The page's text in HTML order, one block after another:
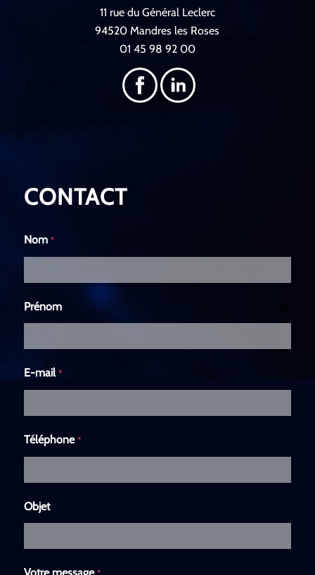
11 rue du Général Leclerc
94520 Mandres les Roses
01 45 98 92 00
CONTACT
Nom *
Prénom
E-mail*
Téléphone*
Objet
Votre message*